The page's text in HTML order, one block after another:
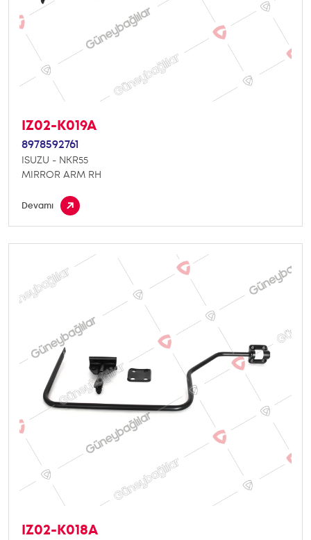
IZ02-K019A
8978592761
ISUZU - NKR55
MIRROR ARM RH
Devamı
IZ02-K018A